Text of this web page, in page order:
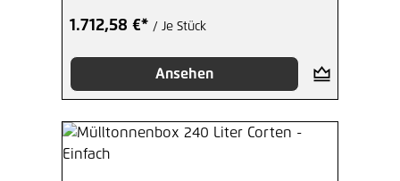
1.712,58 €* / Je Stück
Ansehen